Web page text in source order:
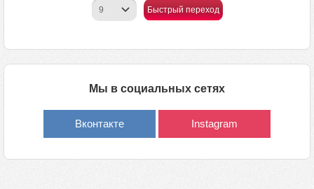
Быстрый переход
Мы в социальных сетях
Вконтакте Instagram